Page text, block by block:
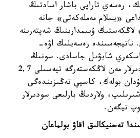
رەسەي تاراپى باشار اسادتىڭ
«يسلام مەملەكەتى» جانە
ۇيىمدارىنىڭ شەپتەرىنە
رەسەيلىك اۋە-
كۇشتەرى 1,9 اسكەري شابۋىل جاسادى. سونىڭ
ارقاسىندا جۇزدەگەن سودىرلار مەن لاڭكەستەرگە تيەسىلى 2,7
بولەك، كاسپي تەڭىزىندەگى
زىمىران ۇشىرىلىپ، ولاردىڭ بارلىعى سودىرلار
تيگەن.
تەحنيكالىق اقاۋ بولماعان